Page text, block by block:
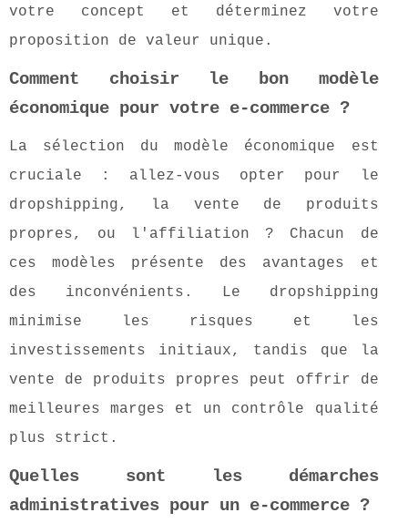
votre concept et déterminez votre
proposition de valeur unique.
Comment choisir le bon modèle
économique pour votre e-commerce ?
La sélection du modèle économique est
cruciale : allez-vous opter pour le
dropshipping, la vente de produits
propres, ou l'affiliation ? Chacun de
ces modèles présente des avantages et
des inconvénients. Le dropshipping
minimise les risques et les
investissements initiaux, tandis que la
vente de produits propres peut offrir de
meilleures marges et un contrôle qualité
plus strict.
Quelles sont les démarches
administratives pour un e-commerce ?